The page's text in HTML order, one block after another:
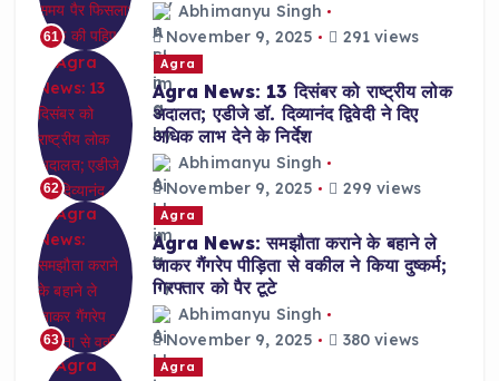
61
Abhimanyu Singh
November 9, 2025
291 views
62
Agra
Agra News: 13 दिसंबर को राष्ट्रीय लोक
अदालत; एडीजे डॉ. दिव्यानंद द्विवेदी ने दिए
अधिक लाभ देने के निर्देश
Abhimanyu Singh
November 9, 2025
299 views
63
Agra
Agra News: समझौता कराने के बहाने ले
जाकर गैंगरेप पीड़िता से वकील ने किया दुष्कर्म;
गिरफ्तार को पैर टूटे
Abhimanyu Singh
November 9, 2025
380 views
Agra